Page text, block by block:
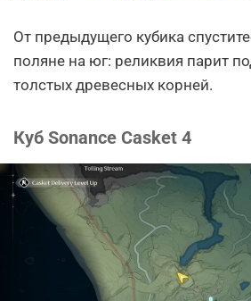
От предыдущего кубика
поляне на юг: реликвия парит
толстых древесных корней.
Куб Sonance Casket 4